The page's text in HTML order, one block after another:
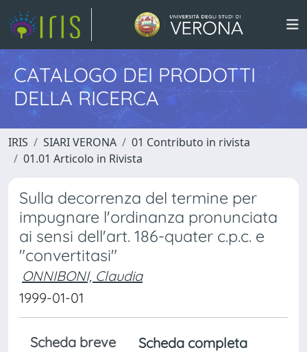
CATALOGO DEI PRODOTTI
DELLA RICERCA
IRIS SIARI VERONA
01 Contributo in rivista
01.01 Articolo in Rivista
Sulla decorrenza del termine per
impugnare l'ordinanza pronunciata
ai sensi dell'art. 186-quater c.p.c. e
"convertitasi"
ONNIBONI, Claudia
1999-01-01
Scheda breve
Scheda completa